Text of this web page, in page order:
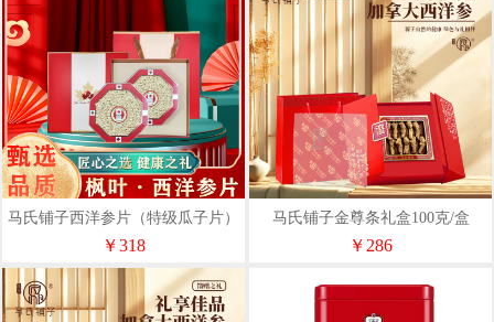
马氏铺子西洋参片（特级瓜子片）
100克
￥318
马氏铺子金尊条礼盒100克/盒
￥286